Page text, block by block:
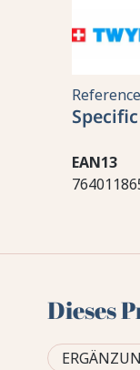
Reference
EAN13
Dieses